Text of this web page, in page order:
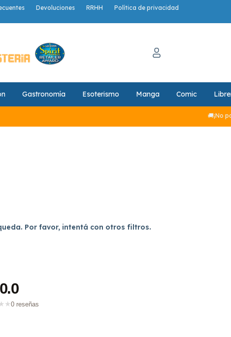
Devoluciones RRHH
Política de privacidad
Gastronomía Esoterismo Manga Comic
🚚¡No
Por favor, intentá con otros filtros.
0.0
★0 reseñas